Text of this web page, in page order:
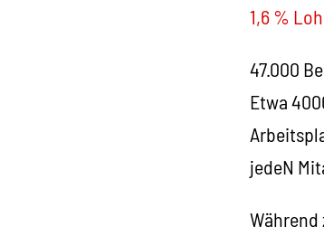
1,6 %
47.000
Etwa
jedeN
Während